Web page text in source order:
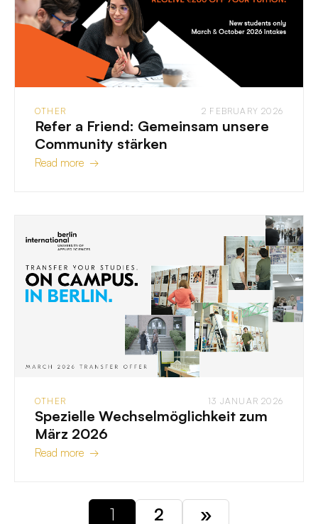
OTHER 2 FEBRUARY 2026
Refer a Friend: Gemeinsam unsere
Community stärken
Read more →
OTHER 13 JANUAR 2026
Spezielle Wechselmöglichkeit zum
März 2026
Read more →
1 2 »